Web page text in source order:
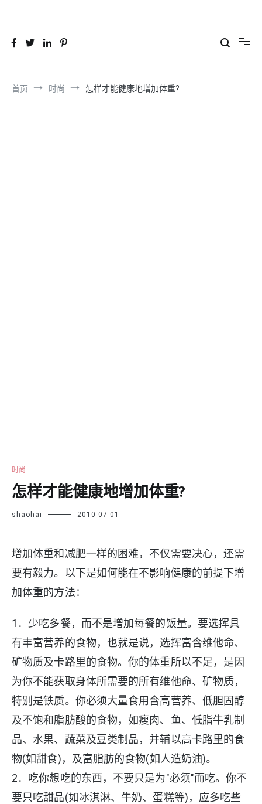
首页 时尚 怎样才能健康地增加体重?
时尚
怎样才能健康地增加体重?
shaohai 2010-07-01
增加体重和减肥一样的困难，不仅需要决心，还需
要有毅力。以下是如何能在不影响健康的前提下增
加体重的方法：
1．少吃多餐，而不是增加每餐的饭量。要选挥具
有丰富营养的食物，也就是说，选挥富含维他命、
矿物质及卡路里的食物。你的体重所以不足，是因
为你不能获取身体所需要的所有维他命、矿物质，
特别是铁质。你必须大量食用含高营养、低胆固醇
及不饱和脂肪酸的食物，如瘦肉、鱼、低脂牛乳制
品、水果、蔬菜及豆类制品，并辅以高卡路里的食
物(如甜食)，及富脂肪的食物(如人造奶油)。
2．吃你想吃的东西，不要只是为"必须"而吃。你不
要只吃甜品(如冰淇淋、牛奶、蛋糕等)，应多吃些